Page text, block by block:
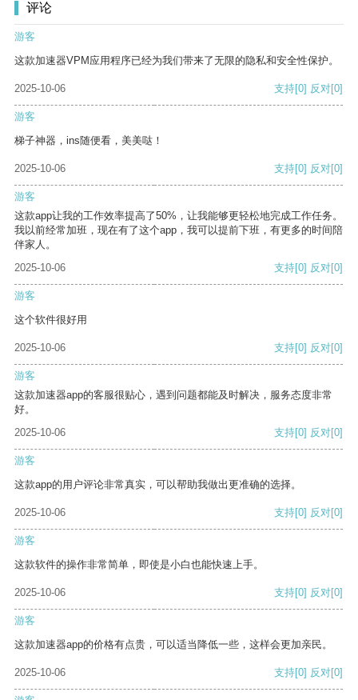
评论
游客
这款加速器VPM应用程序已经为我们带来了无限的隐私和安全性保护。
2025-10-06 支持[0] 反对[0]
游客
梯子神器，ins随便看，美美哒！
2025-10-06 支持[0] 反对[0]
游客
这款app让我的工作效率提高了50%，让我能够更轻松地完成工作任务。
我以前经常加班，现在有了这个app，我可以提前下班，有更多的时间陪
伴家人。
2025-10-06
支持[0] 反对[0]
游客
这个软件很好用
2025-10-06 支持[0] 反对[0]
游客
这款加速器app的客服很贴心，遇到问题都能及时解决，服务态度非常
好。
2025-10-06
支持[0] 反对[0]
游客
这款app的用户评论非常真实，可以帮助我做出更准确的选择。
2025-10-06 支持[0] 反对[0]
游客
这款软件的操作非常简单，即使是小白也能快速上手。
2025-10-06 支持[0] 反对[0]
游客
这款加速器app的价格有点贵，可以适当降低一些，这样会更加亲民。
2025-10-06 支持[0] 反对[0]